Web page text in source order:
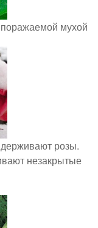
мухой
розы.
незакрытые